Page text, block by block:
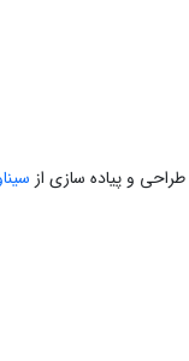
طراحی و پیاده سازی از